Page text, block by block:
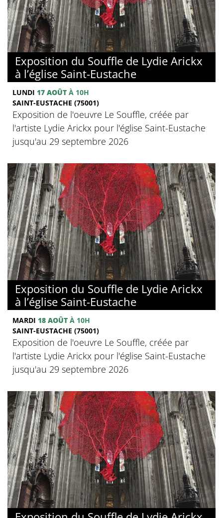
Exposition du Souffle de Lydie Arickx
à l’église Saint-Eustache
LUNDI 17 AOÛT À 10H
SAINT-EUSTACHE (75001)
Exposition de l'oeuvre Le Souffle, créée par
l'artiste Lydie Arickx pour l'église Saint-Eustache
jusqu'au 29 septembre 2026
Exposition du Souffle de Lydie Arickx
à l’église Saint-Eustache
MARDI 18 AOÛT À 10H
SAINT-EUSTACHE (75001)
Exposition de l'oeuvre Le Souffle, créée par
l'artiste Lydie Arickx pour l'église Saint-Eustache
jusqu'au 29 septembre 2026